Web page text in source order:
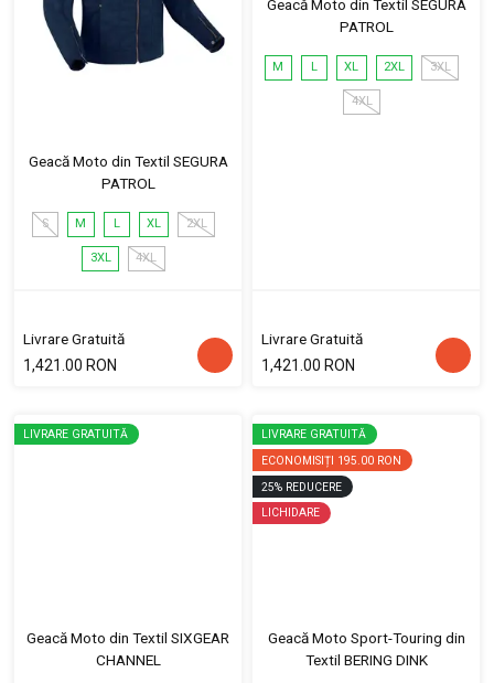
Geacă Moto din Textil SEGURA
PATROL
S M L XL 2XL
3XL 4XL
Livrare Gratuită
1,421.00 RON
Geacă Moto din Textil SEGURA
PATROL
M L XL 2XL 3XL
4XL
Livrare Gratuită
1,421.00 RON
LIVRARE GRATUITĂ
Geacă Moto din Textil SIXGEAR
CHANNEL
LIVRARE GRATUITĂ
ECONOMISIȚI 195.00 RON
25% REDUCERE
LICHIDARE
Geacă Moto Sport-Touring din
Textil BERING DINK